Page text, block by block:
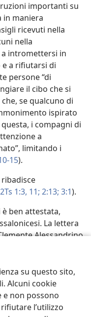
su questo sito,
Alcuni cookie
non possono
l’utilizzo
importanti su
in maniera
ricevuti nella
nella
intromettersi in
a rifiutarsi di
persone “di
il cibo che si
se qualcuno di
ispirato
i compagni di
a
limitando i
15).
2Ts 1:3, 11; 2:13; 3:1).
è ben attestata,
La lettera
Alessandrino
secolo), come pure
a quanto pare si
dell’“uomo
Sia 1 che
stessi cataloghi